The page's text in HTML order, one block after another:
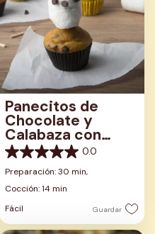
Panecitos de
Chocolate y
Calabaza con
Calaveras de
Malvaviscos
0.0
0.0
de
5
Preparación: 30 min,
Cocción: 14 min
Fácil
Guardar